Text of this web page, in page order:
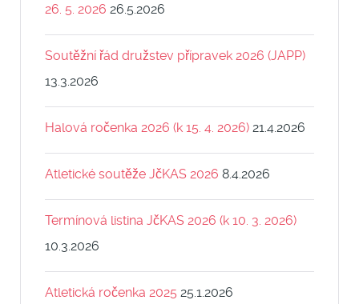
26. 5. 2026 26.5.2026
Soutěžní řád družstev přípravek 2026 (JAPP)
13.3.2026
Halová ročenka 2026 (k 15. 4. 2026) 21.4.2026
Atletické soutěže JčKAS 2026 8.4.2026
Termínová listina JčKAS 2026 (k 10. 3. 2026)
10.3.2026
Atletická ročenka 2025 25.1.2026